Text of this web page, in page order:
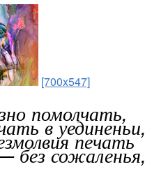
[700x547]
помолчать,
в уединеньи,
печать
без сожаленья,